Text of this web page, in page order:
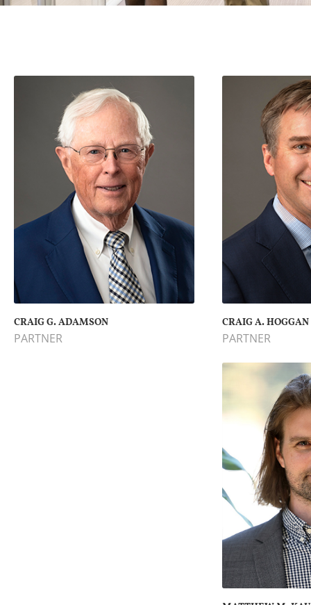
CRAIG G. ADAMSON
PARTNER
CRAIG A. HOGGAN
PARTNER